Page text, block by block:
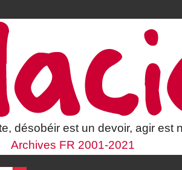
désobéir est un devoir, agir est
Archives FR 2001-2021